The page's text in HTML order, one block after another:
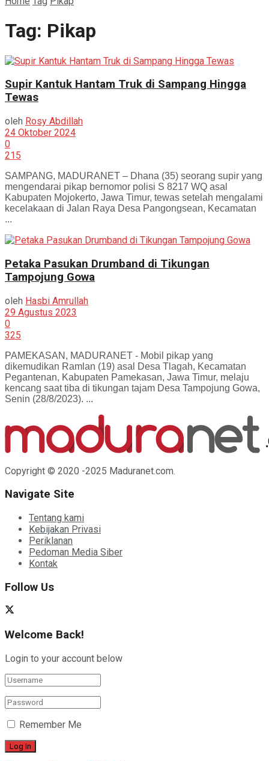
Tag: Pikap
Supir Kantuk Hantam Truk di Sampang Hingga
Tewas
oleh Rosy Abdillah
24 Oktober 2024
0
215
SAMPANG, MADURANET – Dhana (35) seorang supir yang
mengendarai pikap bernomor polisi S 8217 WQ asal
Kabupaten Mojokerto, Jawa Timur, tewas setelah mengalami
kecelakaan di Jalan Raya Desa Pangongsean, Kecamatan
...
Petaka Pasukan Drumband di Tikungan
Tampojung Gowa
oleh Hasbi Amrullah
29 Agustus 2023
0
325
PAMEKASAN, MADURANET - Mobil pikap yang
dikemudikan Ramlan (19) asal Desa Tlagah, Kecamatan
Pegantenan, Kabupaten Pamekasan, Jawa Timur, melaju
kencang saat tiba di tikungan tajam Desa Tampojung Gowa,
Senin (28/8/2023). ...
Copyright © 2020 -2025 Maduranet.com.
Navigate Site
Tentang kami
Kebijakan Privasi
Periklanan
Pedoman Media Siber
Kontak
Follow Us
Welcome Back!
Login to your account below
Remember Me